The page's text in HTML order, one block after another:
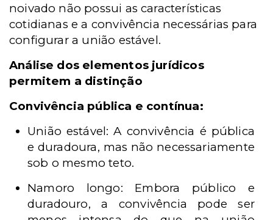
noivado não possui as características
cotidianas e a convivência necessárias para
configurar a união estável.
Análise dos elementos jurídicos
permitem a distinção
Convivência pública e contínua:
União estável: A convivência é pública
e duradoura, mas não necessariamente
sob o mesmo teto.
Namoro longo: Embora público e
duradouro, a convivência pode ser